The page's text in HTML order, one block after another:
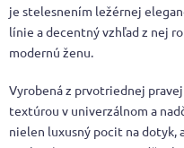
je stelesnením ležérnej
línie a decentný vzhľad z nej
modernú ženu.
Vyrobená z prvotriednej
textúrou v univerzálnom a
nielen luxusný pocit na dotyk,